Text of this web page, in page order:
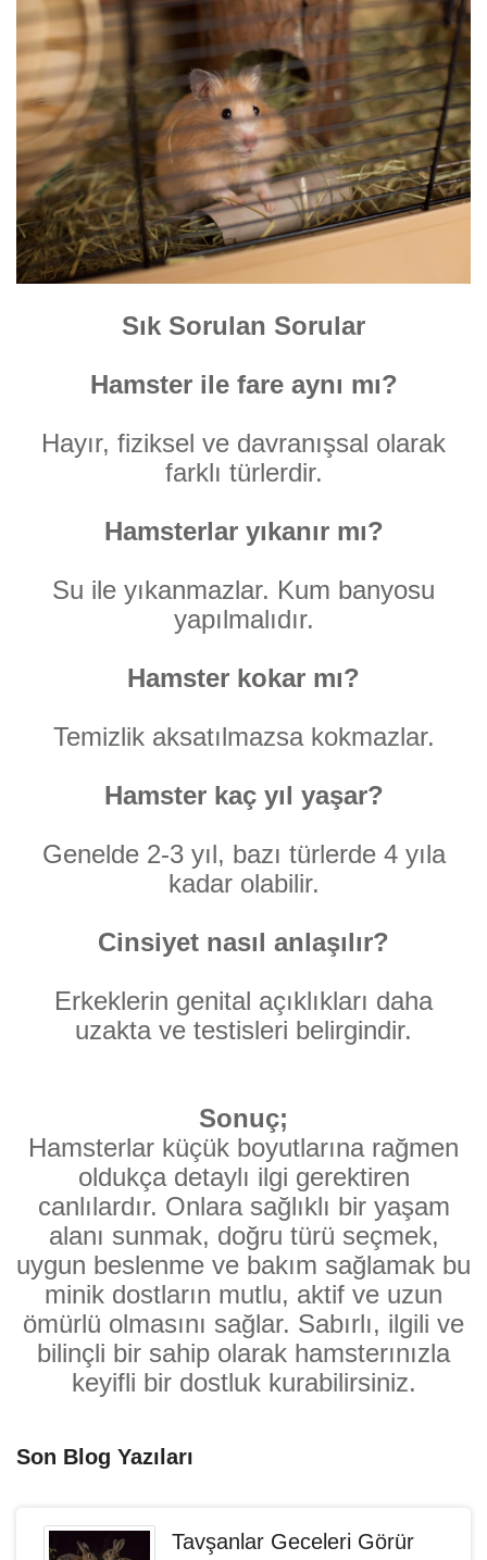
Sık Sorulan Sorular
Hamster ile fare aynı mı?
Hayır, fiziksel ve davranışsal olarak
farklı türlerdir.
Hamsterlar yıkanır mı?
Su ile yıkanmazlar. Kum banyosu
yapılmalıdır.
Hamster kokar mı?
Temizlik aksatılmazsa kokmazlar.
Hamster kaç yıl yaşar?
Genelde 2-3 yıl, bazı türlerde 4 yıla
kadar olabilir.
Cinsiyet nasıl anlaşılır?
Erkeklerin genital açıklıkları daha
uzakta ve testisleri belirgindir.
Sonuç;
Hamsterlar küçük boyutlarına rağmen
oldukça detaylı ilgi gerektiren
canlılardır. Onlara sağlıklı bir yaşam
alanı sunmak, doğru türü seçmek,
uygun beslenme ve bakım sağlamak bu
minik dostların mutlu, aktif ve uzun
ömürlü olmasını sağlar. Sabırlı, ilgili ve
bilinçli bir sahip olarak hamsterınızla
keyifli bir dostluk kurabilirsiniz.
Son Blog Yazıları
Tavşanlar Geceleri Görür